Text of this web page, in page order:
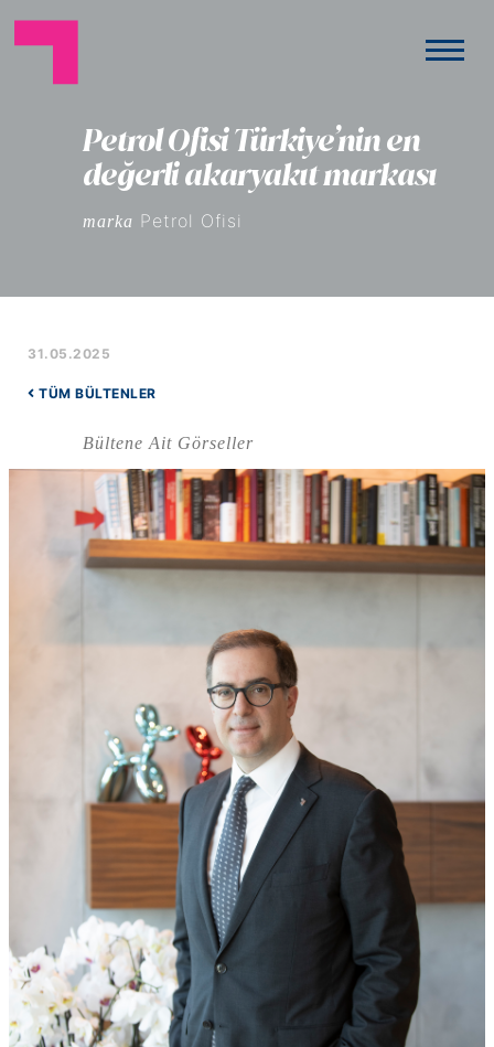
Petrol Ofisi Türkiye’nin en
değerli akaryakıt markası
marka Petrol Ofisi
31.05.2025
TÜM BÜLTENLER
Bültene Ait Görseller